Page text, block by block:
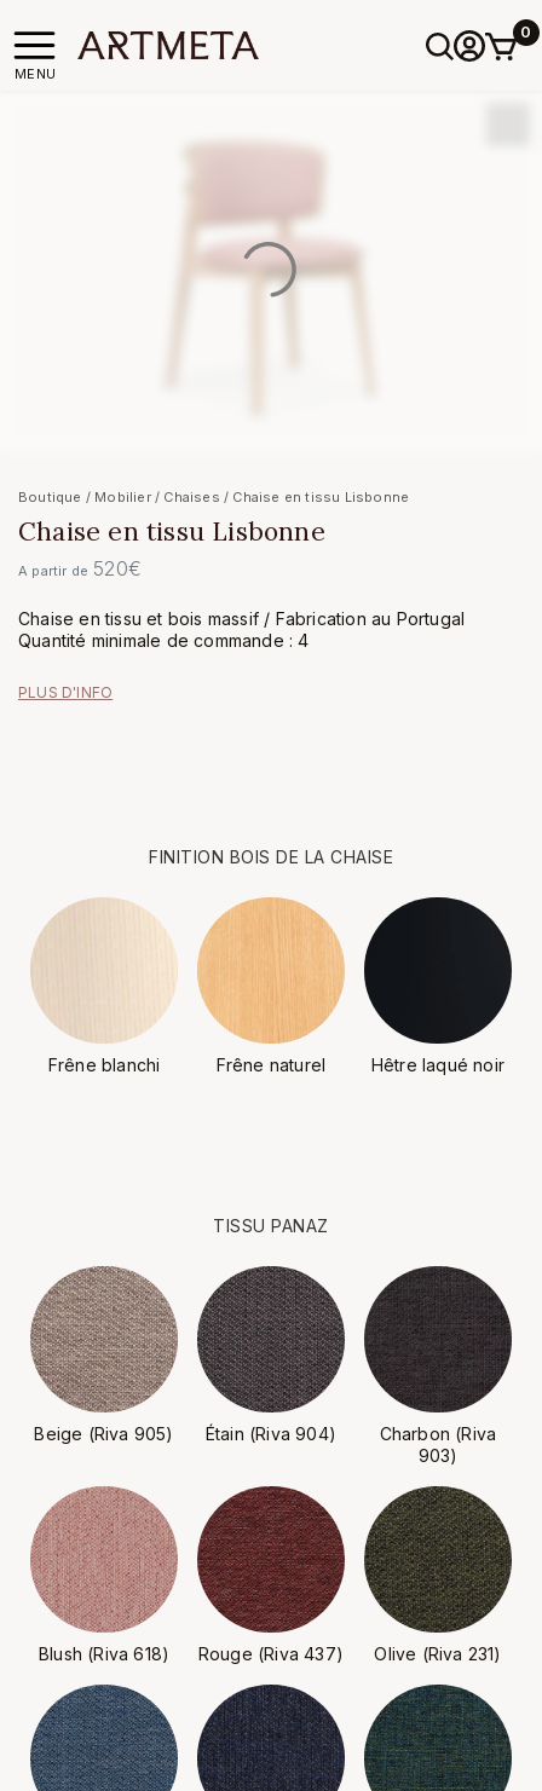
MENU
0
Boutique / Mobilier/ Chaises / Chaise en tissu Lisbonne
Chaise en tissu Lisbonne
A partir de 520€
Chaise en tissu et bois massif / Fabrication au Portugal
Quantité minimale de commande : 4
PLUS D'INFO
FINITION BOIS DE LA CHAISE
Frêne blanchi Frêne naturel Hêtre laqué noir
TISSU PANAZ
Beige (Riva 905) Étain (Riva 904)
Charbon (Riva
903)
Blush (Riva 618) Rouge (Riva 437) Olive (Riva 231)